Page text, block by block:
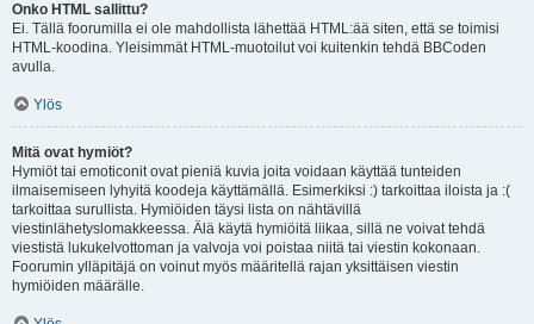
Onko HTML sallittu?
Ei. Tällä foorumilla ei ole mahdollista lähettää HTML:ää siten, että se toimisi
HTML-koodina. Yleisimmät HTML-muotoilut voi kuitenkin tehdä BBCoden
avulla.
Ylös
Mitä ovat hymiöt?
Hymiöt tai emoticonit ovat pieniä kuvia joita voidaan käyttää tunteiden
ilmaisemiseen lyhyitä koodeja käyttämällä. Esimerkiksi :) tarkoittaa iloista ja :(
tarkoittaa surullista. Hymiöiden täysi lista on nähtävillä
viestinlähetyslomakkeessa. Älä käytä hymiöitä liikaa, sillä ne voivat tehdä
viestistä lukukelvottoman ja valvoja voi poistaa niitä tai viestin kokonaan.
Foorumin ylläpitäjä on voinut myös määritellä rajan yksittäisen viestin
hymiöiden määrälle.